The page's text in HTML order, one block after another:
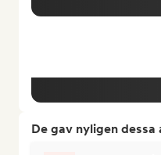
De gav nyligen